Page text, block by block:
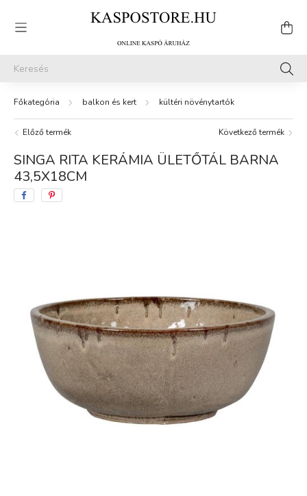
balkon és kert kültéri növénytartók
Előző termék Következő termék
SINGA RITA KERÁMIA ÜLETŐTÁL BARNA
43,5X18CM